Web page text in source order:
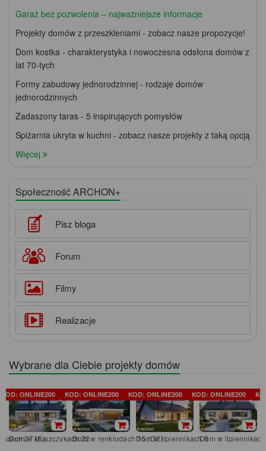
Garaż bez pozwolenia – najważniejsze informacje
Projekty domów z przeszkleniami - zobacz nasze propozycje!
Dom kostka - charakterystyka i nowoczesna odsłona domów z
lat 70-tych
Formy zabudowy jednorodzinnej - rodzaje domów
jednorodzinnych
Zadaszony taras - 5 inspirujących pomysłów
Spiżarnia ukryta w kuchni - zobacz nasze projekty z taką opcją
Więcej
Społeczność ARCHON+
Pisz bloga
Forum
Filmy
Realizacje
Wybrane dla Ciebie projekty domów
27 (E)
KOD: ONLINE200
Dom w kruszczykach 22
KOD: ONLINE200
Dom w renklodach 15 (G2)
KOD: ONLINE200
Dom w lipiennikach 6
KOD: ONLINE200
Dom w